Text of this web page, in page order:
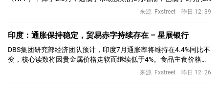
来源 Fxstreet 昨日 12: 39
印度：通胀保持稳定，贸易赤字持续存在 – 星展银行
DBS集团研究部经济团队预计，印度7月通胀率将维持在4.4%同比不
变，核心读数将因贵金属价格走软而继续低于4%。食品主食价格走
势喜忧参半，而燃料价格调整可能推高公用事业和燃料分项。
来源 Fxstreet 昨日 12: 26